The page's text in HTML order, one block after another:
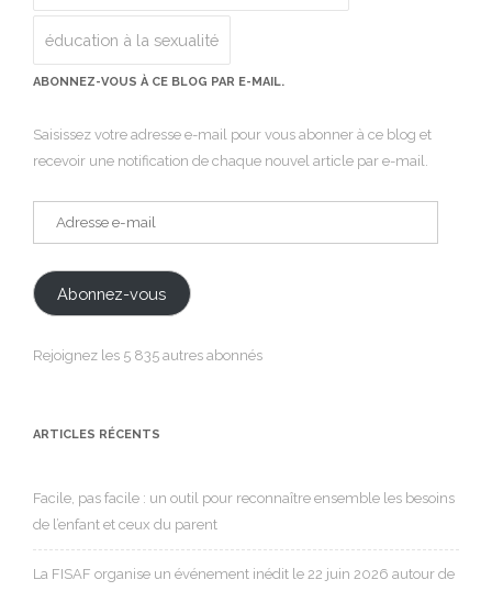
éducation à la sexualité
ABONNEZ-VOUS À CE BLOG PAR E-MAIL.
Saisissez votre adresse e-mail pour vous abonner à ce blog et
recevoir une notification de chaque nouvel article par e-mail.
Abonnez-vous
Rejoignez les 5 835 autres abonnés
ARTICLES RÉCENTS
Facile, pas facile : un outil pour reconnaître ensemble les besoins
de l’enfant et ceux du parent
La FISAF organise un événement inédit le 22 juin 2026 autour de